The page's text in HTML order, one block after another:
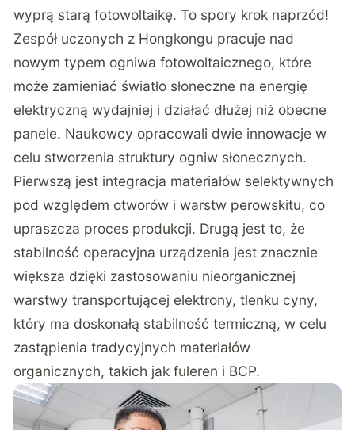
wyprą starą fotowoltaikę. To spory krok naprzód!
Zespół uczonych z Hongkongu pracuje nad
nowym typem ogniwa fotowoltaicznego, które
może zamieniać światło słoneczne na energię
elektryczną wydajniej i działać dłużej niż obecne
panele. Naukowcy opracowali dwie innowacje w
celu stworzenia struktury ogniw słonecznych.
Pierwszą jest integracja materiałów selektywnych
pod względem otworów i warstw perowskitu, co
upraszcza proces produkcji. Drugą jest to, że
stabilność operacyjna urządzenia jest znacznie
większa dzięki zastosowaniu nieorganicznej
warstwy transportującej elektrony, tlenku cyny,
który ma doskonałą stabilność termiczną, w celu
zastąpienia tradycyjnych materiałów
organicznych, takich jak fuleren i BCP.